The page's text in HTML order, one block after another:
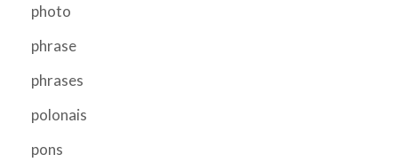
photo
phrase
phrases
polonais
pons